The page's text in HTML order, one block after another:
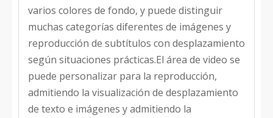
varios colores de fondo, y puede distinguir
muchas categorías diferentes de imágenes y
reproducción de subtítulos con desplazamiento
según situaciones prácticas.El área de video se
puede personalizar para la reproducción,
admitiendo la visualización de desplazamiento
de texto e imágenes y admitiendo la